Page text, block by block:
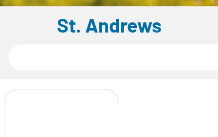
St. Andrews